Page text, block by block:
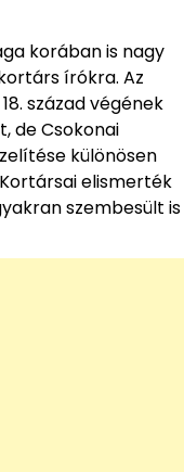
korában is nagy
írókra. Az
század végének
de Csokonai
különösen
elismerték
szembesült is